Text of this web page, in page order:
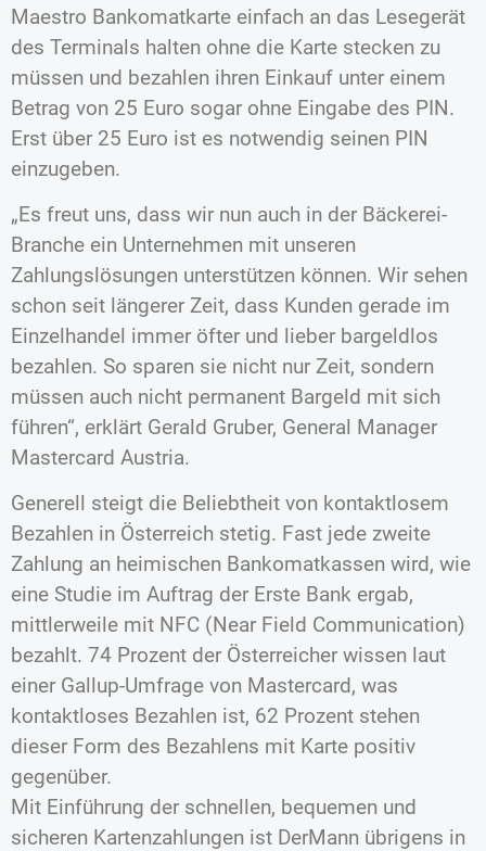
Maestro Bankomatkarte einfach an das Lesegerät
des Terminals halten ohne die Karte stecken zu
müssen und bezahlen ihren Einkauf unter einem
Betrag von 25 Euro sogar ohne Eingabe des PIN.
Erst über 25 Euro ist es notwendig seinen PIN
einzugeben.
„Es freut uns, dass wir nun auch in der Bäckerei-
Branche ein Unternehmen mit unseren
Zahlungslösungen unterstützen können. Wir sehen
schon seit längerer Zeit, dass Kunden gerade im
Einzelhandel immer öfter und lieber bargeldlos
bezahlen. So sparen sie nicht nur Zeit, sondern
müssen auch nicht permanent Bargeld mit sich
führen“, erklärt Gerald Gruber, General Manager
Mastercard Austria.
Generell steigt die Beliebtheit von kontaktlosem
Bezahlen in Österreich stetig. Fast jede zweite
Zahlung an heimischen Bankomatkassen wird, wie
eine Studie im Auftrag der Erste Bank ergab,
mittlerweile mit NFC (Near Field Communication)
bezahlt. 74 Prozent der Österreicher wissen laut
einer Gallup-Umfrage von Mastercard, was
kontaktloses Bezahlen ist, 62 Prozent stehen
dieser Form des Bezahlens mit Karte positiv
gegenüber.
Mit Einführung der schnellen, bequemen und
sicheren Kartenzahlungen ist DerMann übrigens in